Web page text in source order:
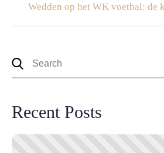
Wedden op het WK voetbal: de
Recent Posts